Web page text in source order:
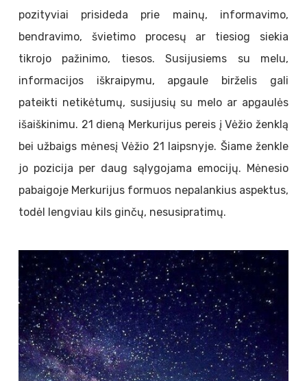
pozityviai prisideda prie mainų, informavimo,
bendravimo, švietimo procesų ar tiesiog siekia
tikrojo pažinimo, tiesos. Susijusiems su melu,
informacijos iškraipymu, apgaule birželis gali
pateikti netikėtumų, susijusių su melo ar apgaulės
išaiškinimu. 21 dieną Merkurijus pereis į Vėžio ženklą
bei užbaigs mėnesį Vėžio 21 laipsnyje. Šiame ženkle
jo pozicija per daug sąlygojama emocijų. Mėnesio
pabaigoje Merkurijus formuos nepalankius aspektus,
todėl lengviau kils ginčų, nesusipratimų.